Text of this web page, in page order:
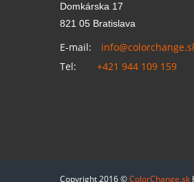
Domkárska 17
821 05 Bratislava
E-mail:
Tel:
+421 944 109 159
Copyright 2016 ©ColorChange.sk